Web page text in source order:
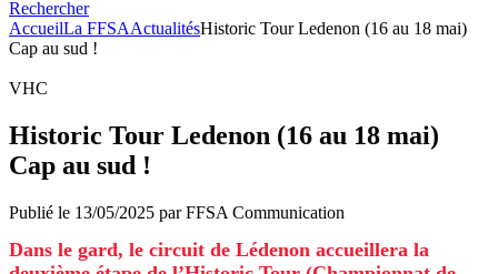
Rechercher
AccueilLa FFSAActualitésHistoric Tour Ledenon (16 au 18 mai)
Cap au sud !
VHC
Historic Tour Ledenon (16 au 18 mai)
Cap au sud !
Publié le 13/05/2025 parFFSA Communication
Dans le gard, le circuit de Lédenon accueillera la